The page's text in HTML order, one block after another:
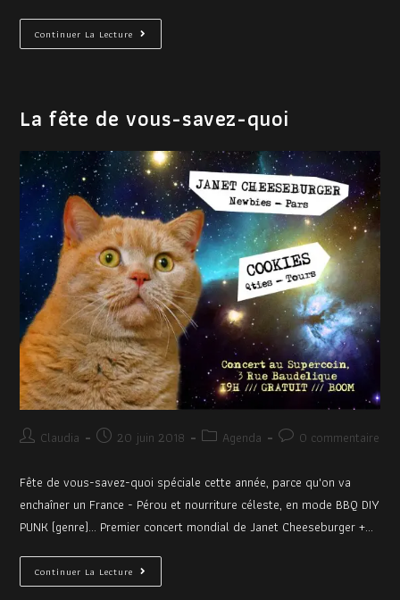
Continuer La Lecture
La fête de vous-savez-quoi
Claudia 20 juin 2018 Agenda 0 commentaire
Fête de vous-savez-quoi spéciale cette année, parce qu'on va
enchaîner un France - Pérou et nourriture céleste, en mode BBQ DIY
PUNK (genre)... Premier concert mondial de Janet Cheeseburger +…
Continuer La Lecture